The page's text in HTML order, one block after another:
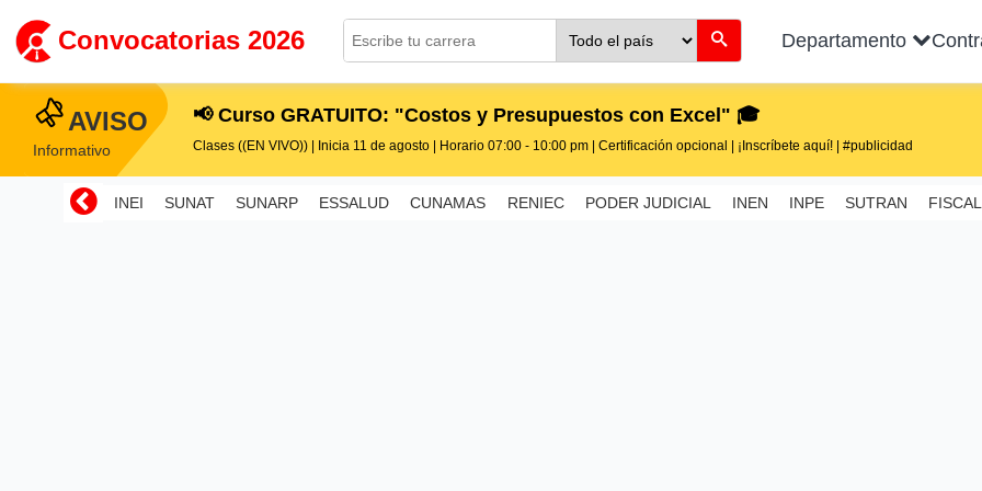
Convocatorias 2026 Departamento
AVISO
Informativo
📢 Curso GRATUITO: "Costos y Presupuestos con Excel" 🎓
Clases ((EN VIVO)) | Inicia 11 de agosto | Horario 07:00 - 10:00 pm | Certificación opcional | ¡Inscríbete aquí! | #publicidad
INEI SUNAT SUNARP ESSALUD CUNAMAS RENIEC PODER JUDICIAL INEN INPE SUTRAN